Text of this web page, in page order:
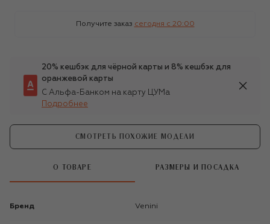
Получите заказ сегодня c 20:00
20% кешбэк для чёрной карты и 8% кешбэк для
оранжевой карты
С Альфа-Банком на карту ЦУМа
Подробнее
СМОТРЕТЬ ПОХОЖИЕ МОДЕЛИ
О ТОВАРЕ РАЗМЕРЫ И ПОСАДКА
Бренд Venini